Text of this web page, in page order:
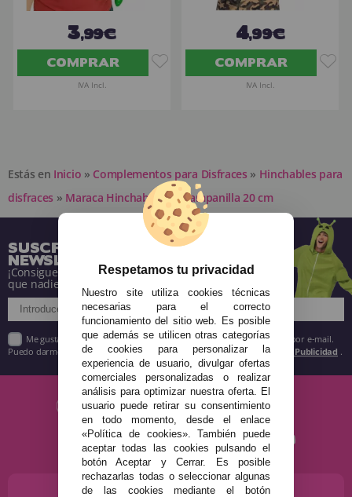
3,99€
COMPRAR
IVA Incl.
4,99€
COMPRAR
IVA Incl.
Estás en Inicio » Complementos para Disfraces » Hinchables para
disfraces » Maraca Hinchable con Campanilla 20 cm
SUSCRÍBETE A NUESTRA
NEWSLETTER
¡Consigue descuentos y entérate de todo antes
que nadie!
Me gustaría recibir descuentos exclusivos, novedades y tendencias por e-mail.
Puedo darme de baja cuando quiera según lo recogido en la Política de Publicidad .
Respetamos tu privacidad
Nuestro site utiliza cookies técnicas
necesarias para el correcto
funcionamiento del sitio web. Es posible
que además se utilicen otras categorías
de cookies para personalizar la
experiencia de usuario, divulgar ofertas
comerciales personalizadas o realizar
análisis para optimizar nuestra oferta. El
usuario puede retirar su consentimiento
en todo momento, desde el enlace
«Política de cookies». También puede
aceptar todas las cookies pulsando el
botón Aceptar y Cerrar. Es posible
rechazarlas todas o seleccionar algunas
de las cookies mediante el botón